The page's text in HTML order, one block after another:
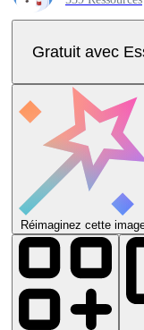
Gratuit avec
Réimaginez cette